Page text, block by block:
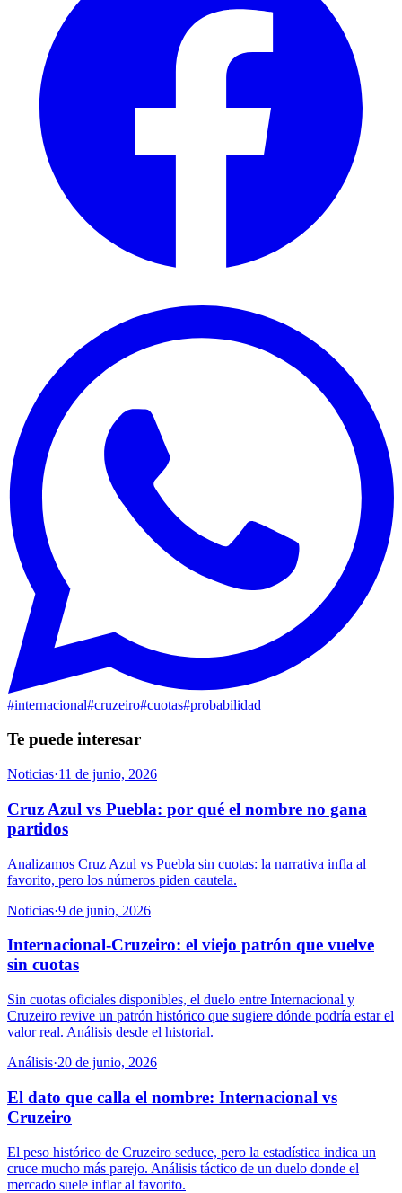
#internacional#cruzeiro#cuotas#probabilidad
Te puede interesar
Noticias·11 de junio, 2026
Cruz Azul vs Puebla: por qué el nombre no gana
partidos
Analizamos Cruz Azul vs Puebla sin cuotas: la narrativa infla al
favorito, pero los números piden cautela.
Noticias·9 de junio, 2026
Internacional-Cruzeiro: el viejo patrón que vuelve
sin cuotas
Sin cuotas oficiales disponibles, el duelo entre Internacional y
Cruzeiro revive un patrón histórico que sugiere dónde podría estar el
valor real. Análisis desde el historial.
Análisis·20 de junio, 2026
El dato que calla el nombre: Internacional vs
Cruzeiro
El peso histórico de Cruzeiro seduce, pero la estadística indica un
cruce mucho más parejo. Análisis táctico de un duelo donde el
mercado suele inflar al favorito.